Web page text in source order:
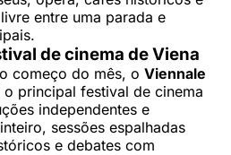
entre uma parada e
de cinema de Viena
começo do mês, o Viennale
principal festival de cinema
independentes e
sessões espalhadas
e debates com